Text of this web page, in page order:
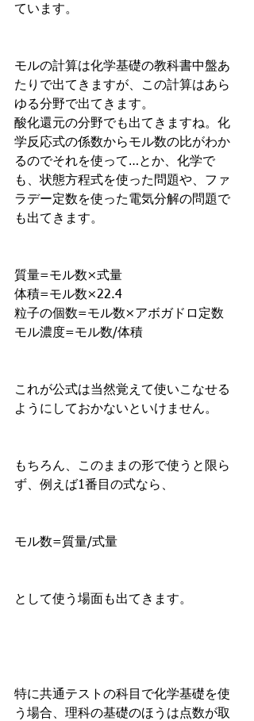
ています。
モルの計算は化学基礎の教科書中盤あ
たりで出てきますが、この計算はあら
ゆる分野で出てきます。
酸化還元の分野でも出てきますね。化
学反応式の係数からモル数の比がわか
るのでそれを使って…とか、化学で
も、状態方程式を使った問題や、ファ
ラデー定数を使った電気分解の問題で
も出てきます。
質量=モル数×式量
体積=モル数×22.4
粒子の個数=モル数×アボガドロ定数
モル濃度=モル数/体積
これが公式は当然覚えて使いこなせる
ようにしておかないといけません。
もちろん、このままの形で使うと限ら
ず、例えば1番目の式なら、
モル数=質量/式量
として使う場面も出てきます。
特に共通テストの科目で化学基礎を使
う場合、理科の基礎のほうは点数が取